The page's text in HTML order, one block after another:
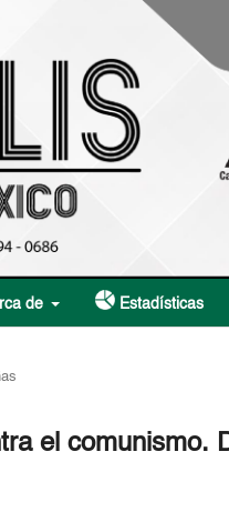
de Estadísticas
el comunismo.